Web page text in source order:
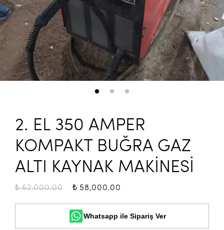
2. EL 350 AMPER
KOMPAKT BUĞRA GAZ
ALTI KAYNAK MAKİNESİ
₺ 62,000.00 ₺ 58,000.00
Whatsapp ile Sipariş Ver